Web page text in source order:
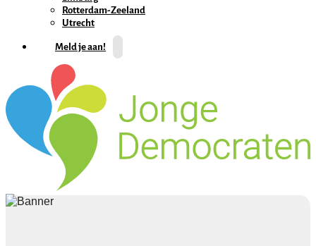
Rotterdam-Zeeland
Utrecht
Meld je aan!